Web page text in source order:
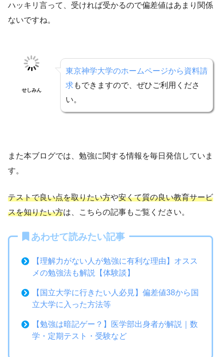
ハッキリ言って、受ければ受かるので偏差値はあまり関係
ないですね。
せしみん
東京神学大学のホームページから資料請
求もできますので、ぜひご利用くださ
い。
また本ブログでは、勉強に関する情報を毎日発信していま
す。
テストで良い点を取りたい方や安くて質の良い教育サービ
スを知りたい方は、こちらの記事もご覧ください。
あわせて読みたい記事
【理解力がない人が勉強に有利な理由】オスス
メの勉強法も解説【体験談】
【国立大学に行きたい人必見】偏差値38から国
立大学に入った方法等
【勉強は暗記ゲー？】医学部出身者が解説｜数
学・定期テスト・受験など